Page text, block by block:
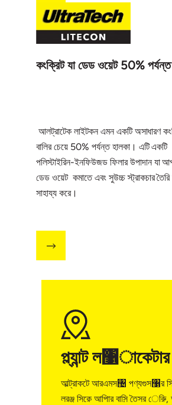
কংক্রিট যা ডেড ওয়েট 50%
আলট্রাটেক লাইটকন এমন একটি অসাধারণ
বালির চেয়ে 50% পর্যন্ত হালকা। এটি একটি
পলিস্টাইরিন-ইনফিউজড ফিলার উপাদান যা
ডেড ওয়েট কমাতে এবং সুউচ্চ স্ট্রাকচার
সাহায্য করে।
প্ল্যান্ট ল঱াকেটার
আল্ট্রাকটে আরএমস঴ পণ্যগুস঱র
লরঞ্জ সিক়ে আপিার বাস়ি তৈসর েরুি,